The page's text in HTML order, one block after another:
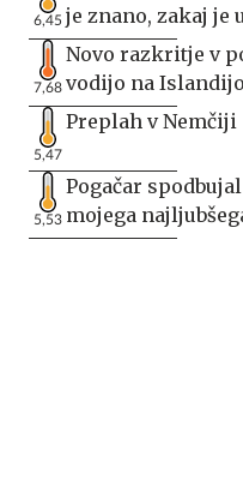
6,45 je znano, zakaj je
7,68
Novo razkritje v
vodijo na Islandijo
5,47
Preplah v Nemčiji
5,53
Pogačar
mojega